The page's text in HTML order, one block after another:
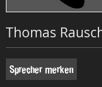
Thomas
Sprecher merken